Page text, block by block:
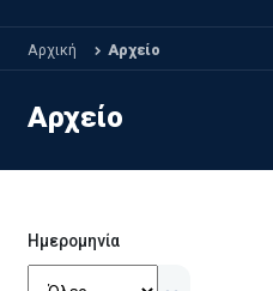
Αρχική Αρχείο
Αρχείο
Ημερομηνία